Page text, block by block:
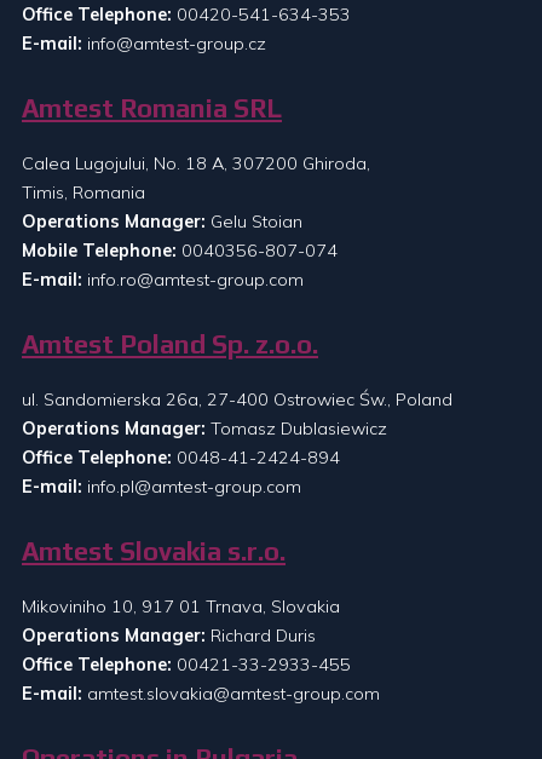
Office Telephone: 00420-541-634-353
E-mail: info@amtest-group.cz
Amtest Romania SRL
Calea Lugojului, No. 18 A, 307200 Ghiroda,
Timis, Romania
Operations Manager: Gelu Stoian
Mobile Telephone: 0040356-807-074
E-mail: info.ro@amtest-group.com
Amtest Poland Sp. z.o.o.
ul. Sandomierska 26a, 27-400 Ostrowiec Św., Poland
Operations Manager: Tomasz Dublasiewicz
Office Telephone: 0048-41-2424-894
E-mail: info.pl@amtest-group.com
Amtest Slovakia s.r.o.
Mikoviniho 10, 917 01 Trnava, Slovakia
Operations Manager: Richard Duris
Office Telephone: 00421-33-2933-455
E-mail: amtest.slovakia@amtest-group.com